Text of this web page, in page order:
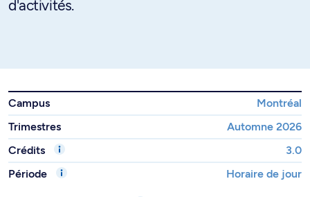
d'activités.
Campus
Montréal
Trimestres
Automne 2026
Crédits
3.0
Période
Horaire de jour